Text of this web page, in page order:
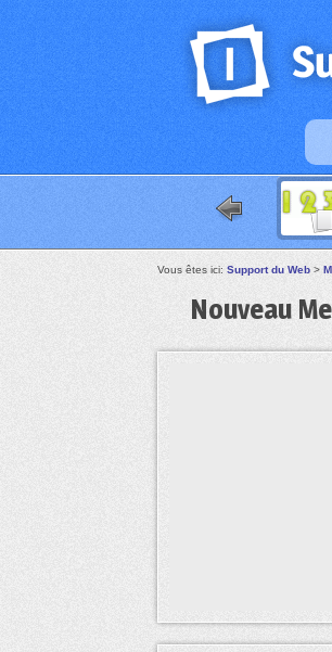
Vous êtes ici: Support du Web>
Nouveau